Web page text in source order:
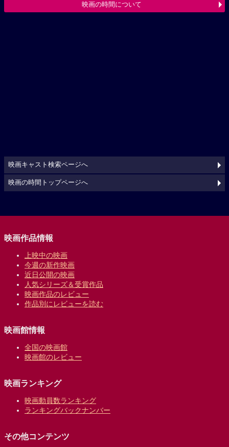
映画の時間について
映画キャスト検索ページへ
映画の時間トップページへ
映画作品情報
上映中の映画
今週の新作映画
近日公開の映画
人気シリーズ＆受賞作品
映画作品のレビュー
作品別にレビューを読む
映画館情報
全国の映画館
映画館のレビュー
映画ランキング
映画動員数ランキング
ランキングバックナンバー
その他コンテンツ